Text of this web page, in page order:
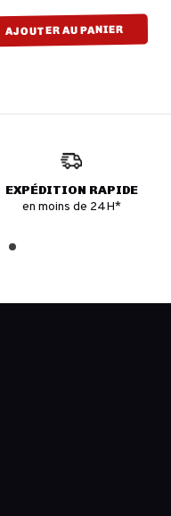
AJOUTER AU PANIER
EXPÉDITION RAPIDE
en moins de 24H*